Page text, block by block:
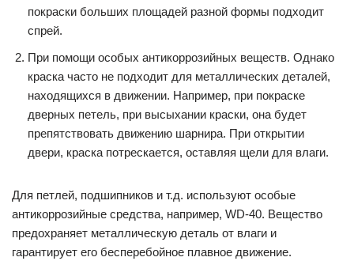
покраски больших площадей разной формы подходит
спрей.
При помощи особых антикоррозийных веществ. Однако
краска часто не подходит для металлических деталей,
находящихся в движении. Например, при покраске
дверных петель, при высыхании краски, она будет
препятствовать движению шарнира. При открытии
двери, краска потрескается, оставляя щели для влаги.
Для петлей, подшипников и т.д. используют особые
антикоррозийные средства, например, WD-40. Вещество
предохраняет металлическую деталь от влаги и
гарантирует его бесперебойное плавное движение.